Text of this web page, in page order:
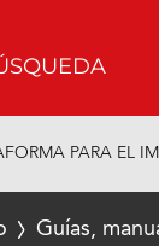
PARA EL
Guías,